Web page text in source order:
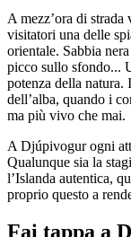
A mezz’ora di
visitatori una delle
orientale. Sabbia
picco sullo sfondo...
potenza della natura.
dell’alba, quando i
ma più vivo che mai.
A Djúpivogur ogni
Qualunque sia la
l’Islanda autentica,
proprio questo a
Fai tappa a